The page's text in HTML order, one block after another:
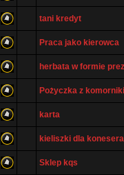
tani kredyt
Praca jako kierowca
herbata w formie
Pożyczka z
karta
kieliszki dla konesera
Sklep kqs